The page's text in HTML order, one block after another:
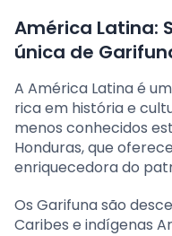
América Latina:
única de
A América Latina é
rica em história e
menos conhecidos
Honduras, que
enriquecedora do
Os Garifuna são
Caribes e indígenas